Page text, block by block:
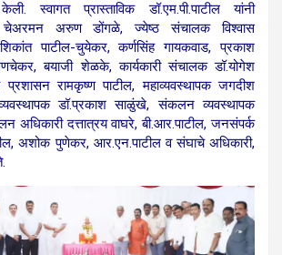
स्वागत प्रास्ताविक डॉ.एम.पी.पाटील यांनी
चेअरमन अरुण डोंगळे, ज्येष्ठ संचालक विश्वास
पाटील-चुयेकर, कर्णसिंह गायकवाड, प्रकाश
बयाजी शेळके, कार्यकारी संचालक डॉ.योगेश
प्रशासन रामकृष्ण पाटील, महाव्यवस्थापक जगदीश
डॉ.प्रकाश साळुंखे, संकलन व्‍यवस्‍थापक
अधिकारी दत्तात्रय वाघरे, बी.आर.पाटील, जनसंपर्क
अशोक पुणेकर, आर.एन.पाटील व संघाचे अधिकारी,